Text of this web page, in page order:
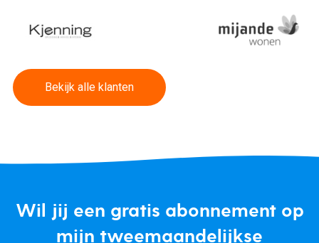
Bekijk alle klanten
Wil jij een gratis abonnement op
mijn tweemaandelijkse